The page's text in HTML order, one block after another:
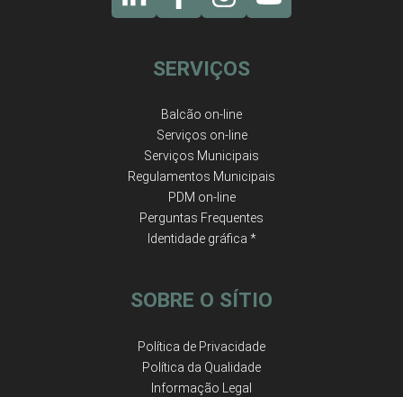
SERVIÇOS
Balcão on-line
Serviços on-line
Serviços Municipais
Regulamentos Municipais
PDM on-line
Perguntas Frequentes
Identidade gráfica *
SOBRE O SÍTIO
Política de Privacidade
Política da Qualidade
Informação Legal